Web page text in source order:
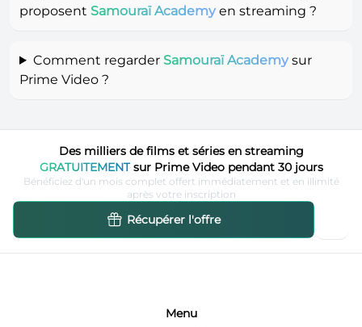
proposent Samouraï Academy en streaming ?
Comment regarder Samouraï Academysur
Prime Video ?
Des milliers de films et séries en streaming
GRATUITEMENTsur Prime Video pendant 30 jours
Bénéficiez d'un mois complet offert immédiatement et en illimité
après votre inscription
Récupérer l'offre
Menu